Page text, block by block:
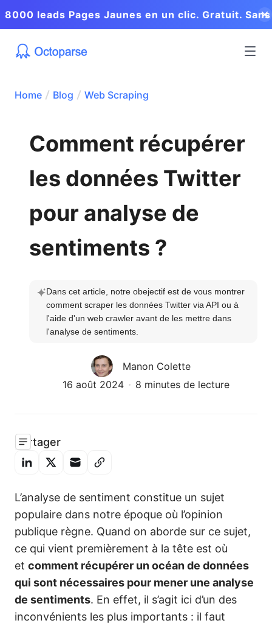
8000 leads Pages Jaunes en un clic. Gratuit. Sans
Home Blog Web Scraping
Comment récupérer
les données Twitter
pour analyse de
sentiments ?
Dans cet article, notre obejectif est de vous montrer
comment scraper les données Twitter via API ou à
l'aide d'un web crawler avant de les mettre dans
l'analyse de sentiments.
Manon Colette
16 août 2024
8 minutes de lecture
Partager
L’analyse de sentiment constitue un sujet
populaire dans notre époque où l’opinion
publique règne. Quand on aborde sur ce sujet,
ce qui vient premièrement à la tête est où
et comment récupérer un océan de données
qui sont nécessaires pour mener une analyse
de sentiments. En effet, il s’agit ici d’un des
inconvénients les plus importants : il faut